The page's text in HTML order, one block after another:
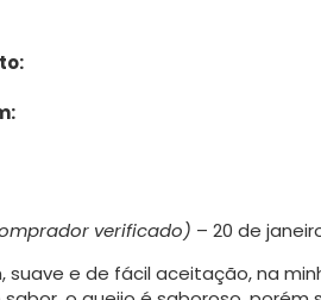
verificado) – 20 de
suave e de fácil aceitação, na